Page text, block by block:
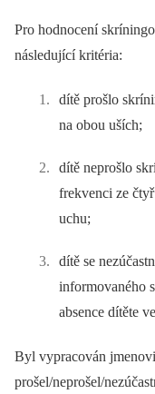
Pro hodnocení
následující kritéria:
dítě prošlo
na obou uších;
dítě neprošlo
frekvenci ze
uchu;
dítě se
informovaného
absence dítěte
Byl vypracován
prošel/neprošel/